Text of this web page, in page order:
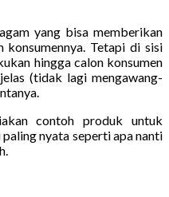
yang bisa memberikan
Tetapi di sisi
hingga calon konsumen
(tidak lagi mengawang-
contoh produk untuk
nyata seperti apa nanti